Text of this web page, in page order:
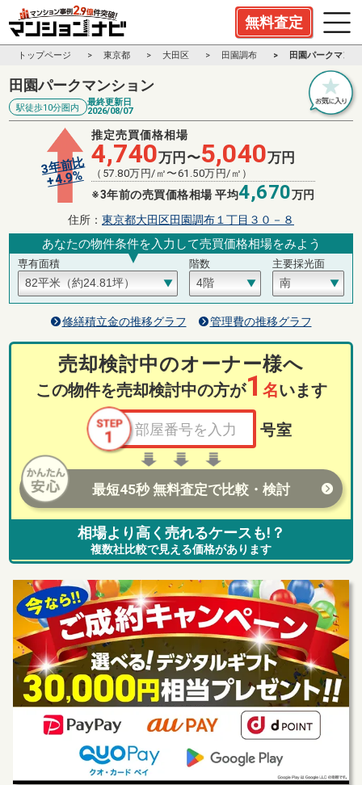
無料査定
トップページ 東京都 大田区 田園調布 田園パークマン
田園パークマンション
駅徒歩10分圏内
最終更新日
2026/08/07
3年前比
+4.9%
推定売買価格相場
4,740万円〜5,040万円
（ 57.80万円/㎡〜61.50万円/㎡）
※3年前の売買価格相場 平均4,670万円
住所： 東京都大田区田園調布１丁目３０－８
あなたの物件条件を入力して売買価格相場をみよう
専有面積 階数 主要採光面
修繕積立金の推移グラフ 管理費の推移グラフ
売却検討中のオーナー様へ
この物件を売却検討中の方が1 名います
号室
最短45秒 無料査定で比較・検討
相場より高く売れるケースも!？
複数社比較で見える価格があります